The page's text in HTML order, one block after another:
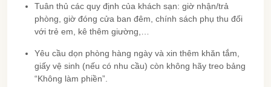
Tuân thủ các quy định của khách sạn: giờ nhận/trả
phòng, giờ đóng cửa ban đêm, chính sách phụ thu đối
với trẻ em, kê thêm giường,…
Yêu cầu dọn phòng hàng ngày và xin thêm khăn tắm,
giấy vệ sinh (nếu có nhu cầu) còn không hãy treo bảng
“Không làm phiền”.